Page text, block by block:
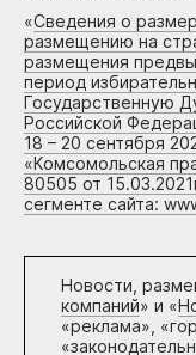
«Сведения о
размещению на
размещения
период
Государственную
Российской
18 – 20 сентября
«Комсомольская
80505 от
сегменте сайта:
Новости,
компаний» и «
«реклама»,